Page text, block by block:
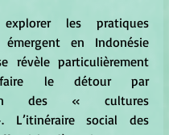
en Indonésie
révèle particulièrement
le détour par
des « cultures
L’itinéraire social des